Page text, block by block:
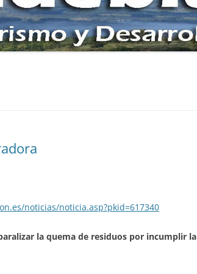
DE COBRANA
AL CAMPO DE
PETROGLIFOS DE
noticias/noticia.asp?pkid=617340
la quema de residuos por incumplir la